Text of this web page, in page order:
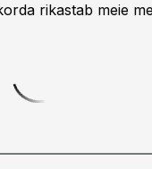
rikastab meie